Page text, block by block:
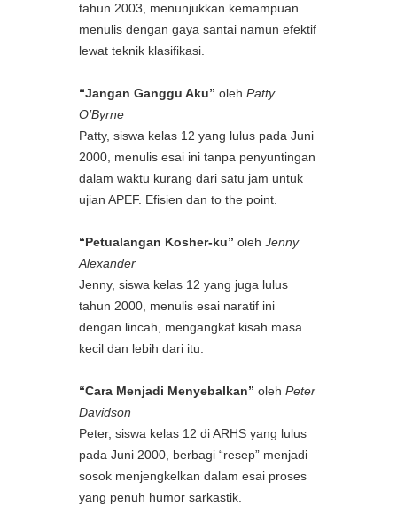
tahun 2003, menunjukkan kemampuan
menulis dengan gaya santai namun efektif
lewat teknik klasifikasi.
“Jangan Ganggu Aku” oleh Patty
O’Byrne
Patty, siswa kelas 12 yang lulus pada Juni
2000, menulis esai ini tanpa penyuntingan
dalam waktu kurang dari satu jam untuk
ujian APEF. Efisien dan to the point.
“Petualangan Kosher-ku” oleh Jenny
Alexander
Jenny, siswa kelas 12 yang juga lulus
tahun 2000, menulis esai naratif ini
dengan lincah, mengangkat kisah masa
kecil dan lebih dari itu.
“Cara Menjadi Menyebalkan” oleh Peter
Davidson
Peter, siswa kelas 12 di ARHS yang lulus
pada Juni 2000, berbagi “resep” menjadi
sosok menjengkelkan dalam esai proses
yang penuh humor sarkastik.